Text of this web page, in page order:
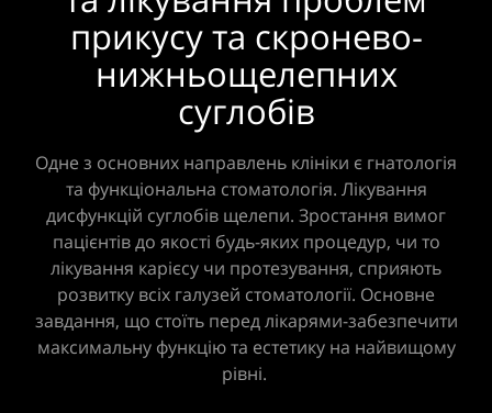
прикусу та скронево-
нижньощелепних
суглобів
Одне з основних направлень клініки є гнатологія
та функціональна стоматологія. Лікування
дисфункцій суглобів щелепи. Зростання вимог
пацієнтів до якості будь-яких процедур, чи то
лікування карієсу чи протезування, сприяють
розвитку всіх галузей стоматології. Основне
завдання, що стоїть перед лікарями-забезпечити
максимальну функцію та естетику на найвищому
рівні.